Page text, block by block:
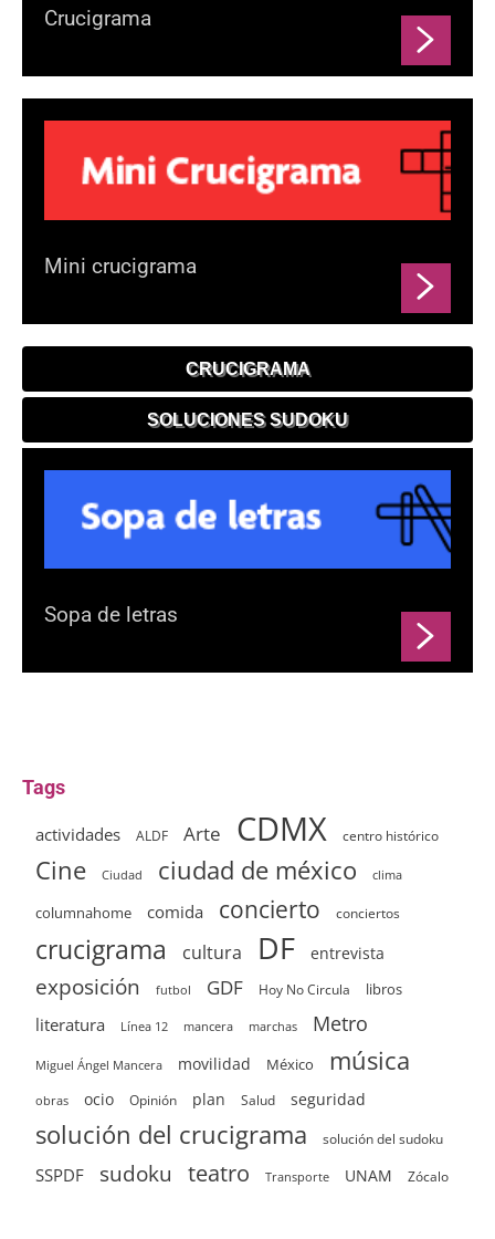
Crucigrama
Mini crucigrama
CRUCIGRAMA
SOLUCIONES SUDOKU
Sopa de letras
Tags
actividades ALDF Arte CDMX centro histórico
Cine Ciudad ciudad de méxico clima
columnahome comida concierto conciertos
crucigrama cultura DF entrevista
exposición futbol GDF Hoy No Circula libros
literatura Línea 12 mancera marchas Metro
Miguel Ángel Mancera movilidad México música
obras ocio Opinión plan Salud seguridad
solución del crucigrama solución del sudoku
SSPDF sudoku teatro Transporte UNAM Zócalo